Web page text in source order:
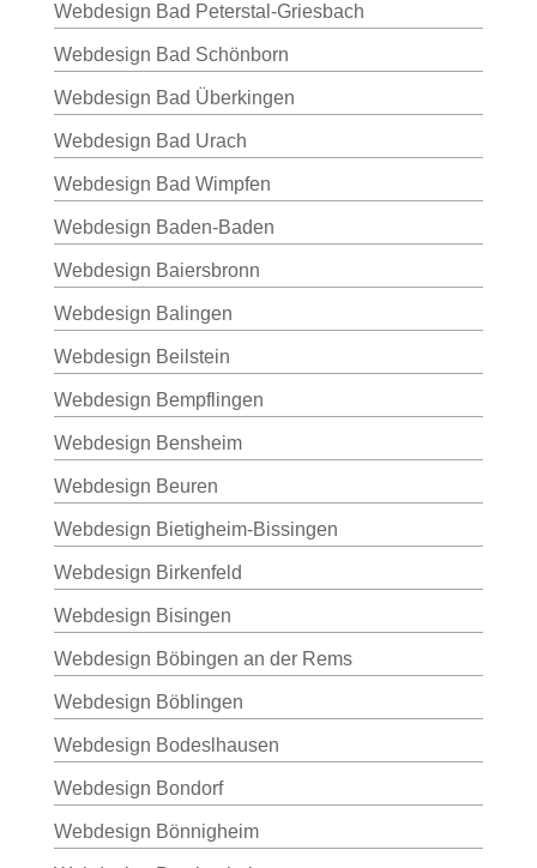
Webdesign Bad Peterstal-Griesbach
Webdesign Bad Schönborn
Webdesign Bad Überkingen
Webdesign Bad Urach
Webdesign Bad Wimpfen
Webdesign Baden-Baden
Webdesign Baiersbronn
Webdesign Balingen
Webdesign Beilstein
Webdesign Bempflingen
Webdesign Bensheim
Webdesign Beuren
Webdesign Bietigheim-Bissingen
Webdesign Birkenfeld
Webdesign Bisingen
Webdesign Böbingen an der Rems
Webdesign Böblingen
Webdesign Bodeslhausen
Webdesign Bondorf
Webdesign Bönnigheim